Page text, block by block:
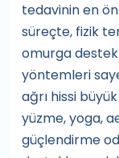
tedavinin en
süreçte, fizik
omurga
yöntemleri
ağrı hissi
yüzme, yoga,
güçlendirme